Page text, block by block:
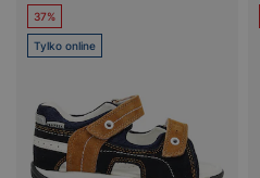
37%
Tylko online